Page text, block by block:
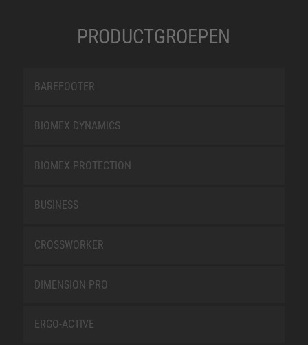
PRODUCTGROEPEN
BAREFOOTER
BIOMEX DYNAMICS
BIOMEX PROTECTION
BUSINESS
CROSSWORKER
DIMENSION PRO
ERGO-ACTIVE